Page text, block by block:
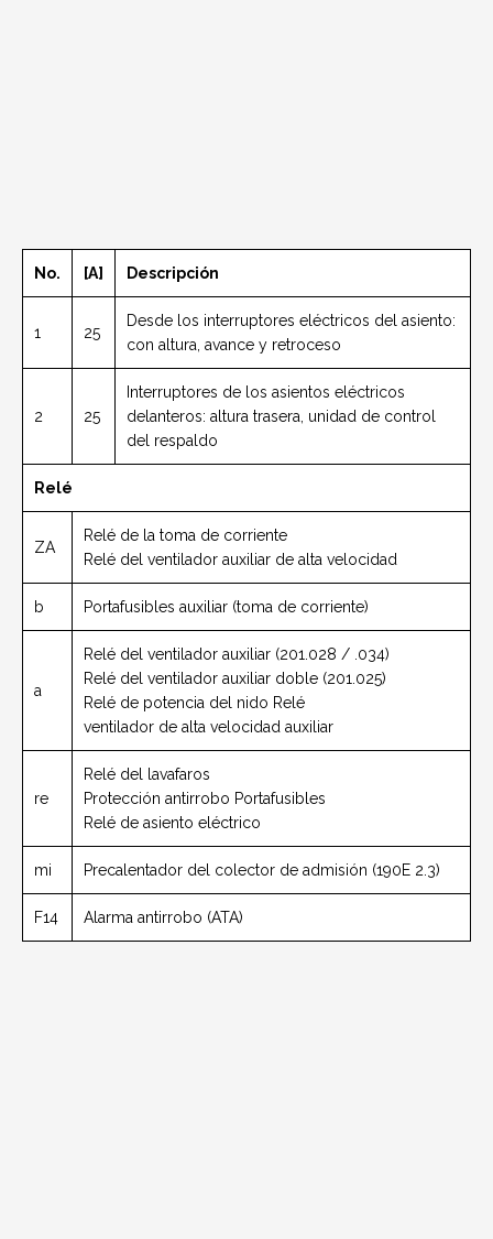
No. [A] Descripción
1 25
Desde los interruptores eléctricos del asiento:
con altura, avance y retroceso
2 25
Interruptores de los asientos eléctricos
delanteros: altura trasera, unidad de control
del respaldo
Relé
ZA
Relé de la toma de corriente
Relé del ventilador auxiliar de alta velocidad
b Portafusibles auxiliar (toma de corriente)
a
Relé del ventilador auxiliar (201.028 / .034)
Relé del ventilador auxiliar doble (201.025)
Relé de potencia del nido Relé
ventilador de alta velocidad auxiliar
re
Relé del lavafaros
Protección antirrobo Portafusibles
Relé de asiento eléctrico
mi Precalentador del colector de admisión (190E 2.3)
F14 Alarma antirrobo (ATA)